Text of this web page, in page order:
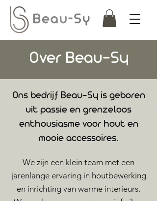
Over Beau-Sy
Ons bedrijf Beau-Sy is geboren
uit passie en grenzeloos
enthousiasme voor hout en
mooie accessoires.
We zijn een klein team met een
jarenlange ervaring in houtbewerking
en inrichting van warme interieurs.